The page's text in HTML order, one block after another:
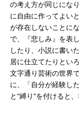
の考え方が同じにな
に自由に作ってよい
が存在しないことに
で、『悲しみ』を表
したり、小説に書い
居に仕立てたりとい
文字通り芸術の世界
に、「自分が経験し
と“縛り”を付けると